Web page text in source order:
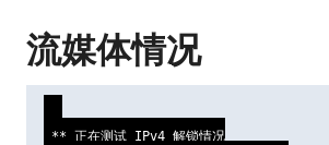
流媒体情况
** 正在测试 IPv4 解锁情况